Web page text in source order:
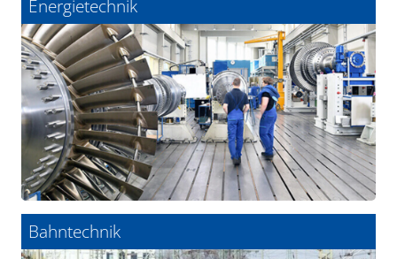
Energietechnik
Bahntechnik